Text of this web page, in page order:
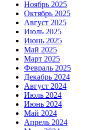
Ноябрь 2025
Октябрь 2025
Август 2025
Июль 2025
Июнь 2025
Май 2025
Март 2025
Февраль 2025
Декабрь 2024
Август 2024
Июль 2024
Июнь 2024
Май 2024
Апрель 2024